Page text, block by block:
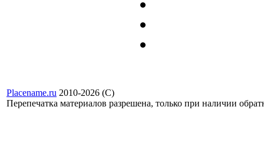
Placename.ru 2010-2026 (С)
Перепечатка материалов разрешена, только при наличии